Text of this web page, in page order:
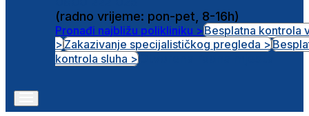
(radno vrijeme: pon-pet, 8-16h)
Pronađi najbližu polikliniku >Besplatna kontrola
>Zakazivanje specijalističkog pregleda >
kontrola sluha >